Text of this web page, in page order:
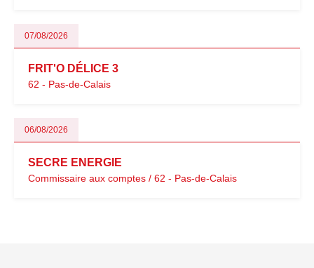
07/08/2026
FRIT'O DÉLICE 3
62 - Pas-de-Calais
06/08/2026
SECRE ENERGIE
Commissaire aux comptes / 62 - Pas-de-Calais